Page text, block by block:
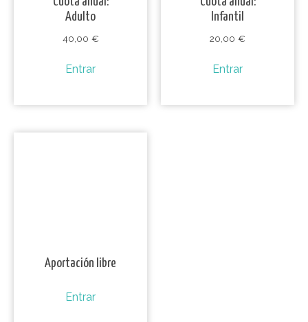
Adulto
40,00 €
Entrar
Infantil
20,00 €
Entrar
Aportación libre
Entrar